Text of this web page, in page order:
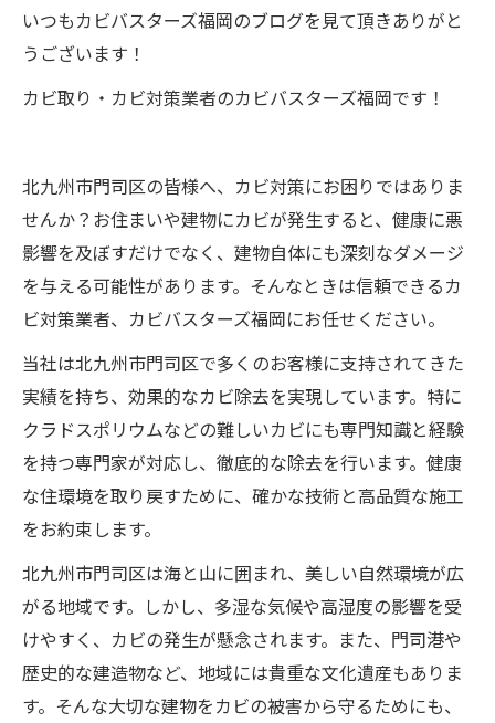
いつもカビバスターズ福岡のブログを見て頂きありがと
うございます！
カビ取り・カビ対策業者のカビバスターズ福岡です！
北九州市門司区の皆様へ、カビ対策にお困りではありま
せんか？お住まいや建物にカビが発生すると、健康に悪
影響を及ぼすだけでなく、建物自体にも深刻なダメージ
を与える可能性があります。そんなときは信頼できるカ
ビ対策業者、カビバスターズ福岡にお任せください。
当社は北九州市門司区で多くのお客様に支持されてきた
実績を持ち、効果的なカビ除去を実現しています。特に
クラドスポリウムなどの難しいカビにも専門知識と経験
を持つ専門家が対応し、徹底的な除去を行います。健康
な住環境を取り戻すために、確かな技術と高品質な施工
をお約束します。
北九州市門司区は海と山に囲まれ、美しい自然環境が広
がる地域です。しかし、多湿な気候や高湿度の影響を受
けやすく、カビの発生が懸念されます。また、門司港や
歴史的な建造物など、地域には貴重な文化遺産もありま
す。そんな大切な建物をカビの被害から守るためにも、